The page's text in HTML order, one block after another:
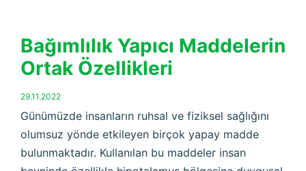
Bağımlılık Yapıcı Maddelerin
Ortak Özellikleri
29.11.2022
Günümüzde insanların ruhsal ve fiziksel sağlığını
olumsuz yönde etkileyen birçok yapay madde
bulunmaktadır. Kullanılan bu maddeler insan